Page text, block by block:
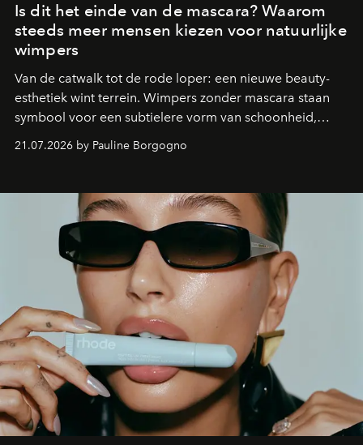
Is dit het einde van de mascara? Waarom
steeds meer mensen kiezen voor natuurlijke
wimpers
Van de catwalk tot de rode loper: een nieuwe beauty-
esthetiek wint terrein. Wimpers zonder mascara staan
symbool voor een subtielere vorm van schoonheid,
waarin zelfvertrouwen belangrijker is dan een overvloed
aan make-up.
21.07.2026 by Pauline Borgogno